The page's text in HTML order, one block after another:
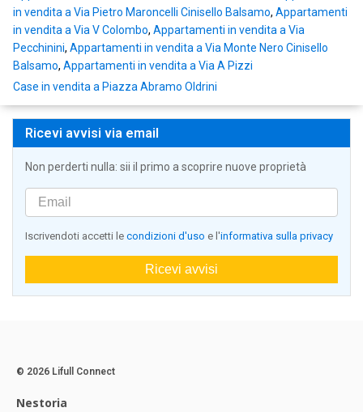
in vendita a Via Pietro Maroncelli Cinisello Balsamo, Appartamenti
in vendita a Via V Colombo, Appartamenti in vendita a Via
Pecchinini, Appartamenti in vendita a Via Monte Nero Cinisello
Balsamo, Appartamenti in vendita a Via A Pizzi
Case in vendita a Piazza Abramo Oldrini
Ricevi avvisi via email
Non perderti nulla: sii il primo a scoprire nuove proprietà
Iscrivendoti accetti le condizioni d'uso e l'informativa sulla privacy
Ricevi avvisi
© 2026 Lifull Connect
Nestoria